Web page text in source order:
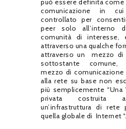
può essere definita come
comunicazione in
controllato per
peer solo all’interno
comunità di interesse,
attraverso una qualche
attraverso un
mezzo di
sottostante comune,
mezzo di
alla rete su base non
più semplicemente “Una
privata costruita
un’infrastruttura di rete
quella globale di Internet “.